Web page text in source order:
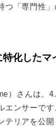
つ「専門性
化したマ
）さんは、
エンサーで
テリアを公